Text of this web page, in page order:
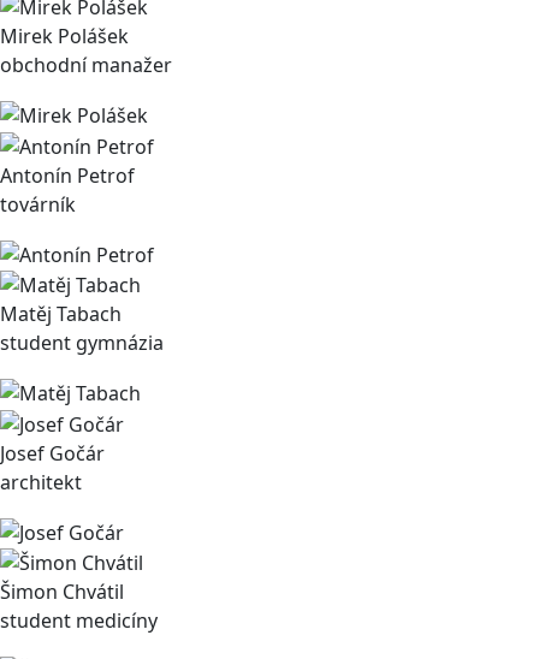
Mirek Polášek
obchodní manažer
Antonín Petrof
továrník
Matěj Tabach
student gymnázia
Josef Gočár
architekt
Šimon Chvátil
student medicíny